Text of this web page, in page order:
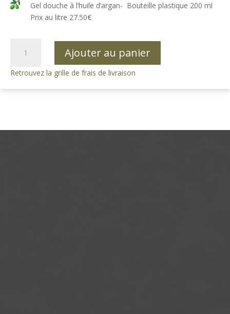
Gel douche à l’huile d’argan- Bouteille plastique 200 ml
Prix au litre 27.50€
à
Ajouter au panier
Retrouvez la grille de frais de livraison